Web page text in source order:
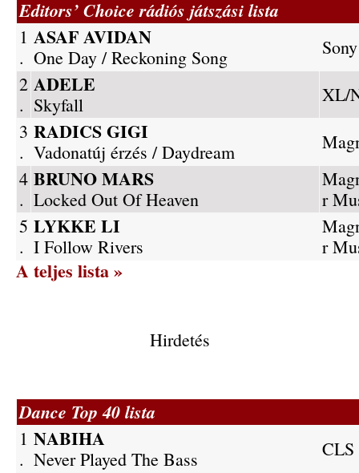
Editors’ Choice rádiós játszási lista
1
.
ASAF AVIDAN
One Day / Reckoning Song
2
.
ADELE
Skyfall
XL/
3
.
RADICS GIGI
Vadonatúj érzés / Daydream
4
.
BRUNO MARS
Locked Out Of Heaven
r
5
.
LYKKE LI
I Follow Rivers
r
A teljes lista »
Hirdetés
Dance Top 40 lista
1
.
NABIHA
Never Played The Bass